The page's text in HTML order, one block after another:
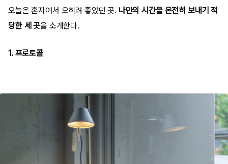
오늘은 혼자여서 오히려 좋았던 곳. 나만의 시간을 온전히 보내기 적
당한 세 곳을 소개한다.
1. 프로토콜